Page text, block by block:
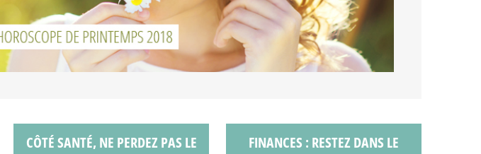
CÔTÉ SANTÉ, NE PERDEZ PAS LE
FINANCES : RESTEZ DANS LE